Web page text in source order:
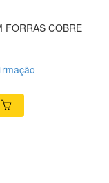
FORRAS COBRE